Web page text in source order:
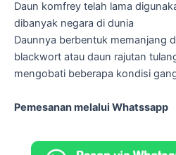
Daun komfrey telah lama
dibanyak negara di dunia
Daunnya berbentuk memanjang
blackwort atau daun rajutan
mengobati beberapa kondisi
Pemesanan melalui Whatssapp